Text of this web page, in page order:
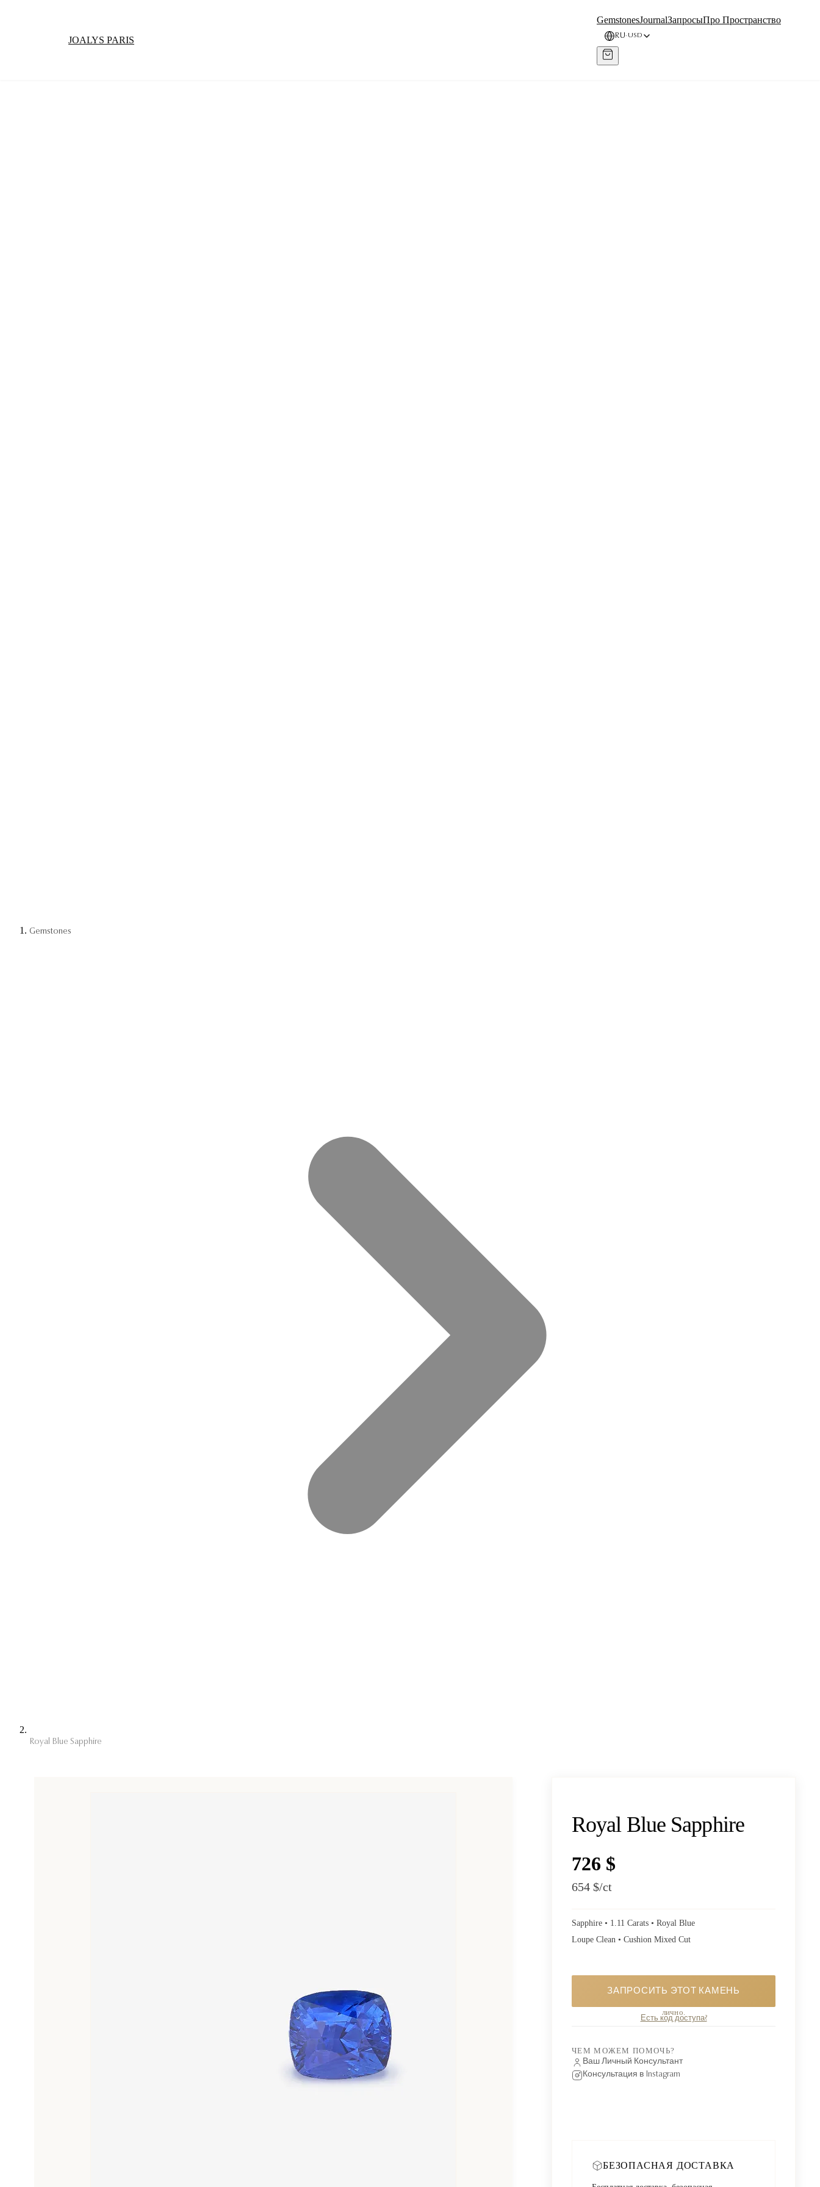
JOALYS PARIS
GemstonesJournalЗапросыПро Пространство
RU· USD
Gemstones
Royal Blue Sapphire
Royal Blue Sapphire
726 $
654 $/ct
Sapphire • 1.11 Carats • Royal Blue
Loupe Clean • Cushion Mixed Cut
ЗАПРОСИТЬ ЭТОТ КАМЕНЬ
лично.
Есть код доступа?
ЧЕМ МОЖЕМ ПОМОЧЬ?
Ваш Личный Консультант
Консультация в Instagram
БЕЗОПАСНАЯ ДОСТАВКА